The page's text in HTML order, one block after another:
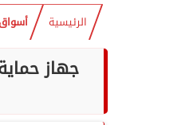
الرئيسية
جهاز